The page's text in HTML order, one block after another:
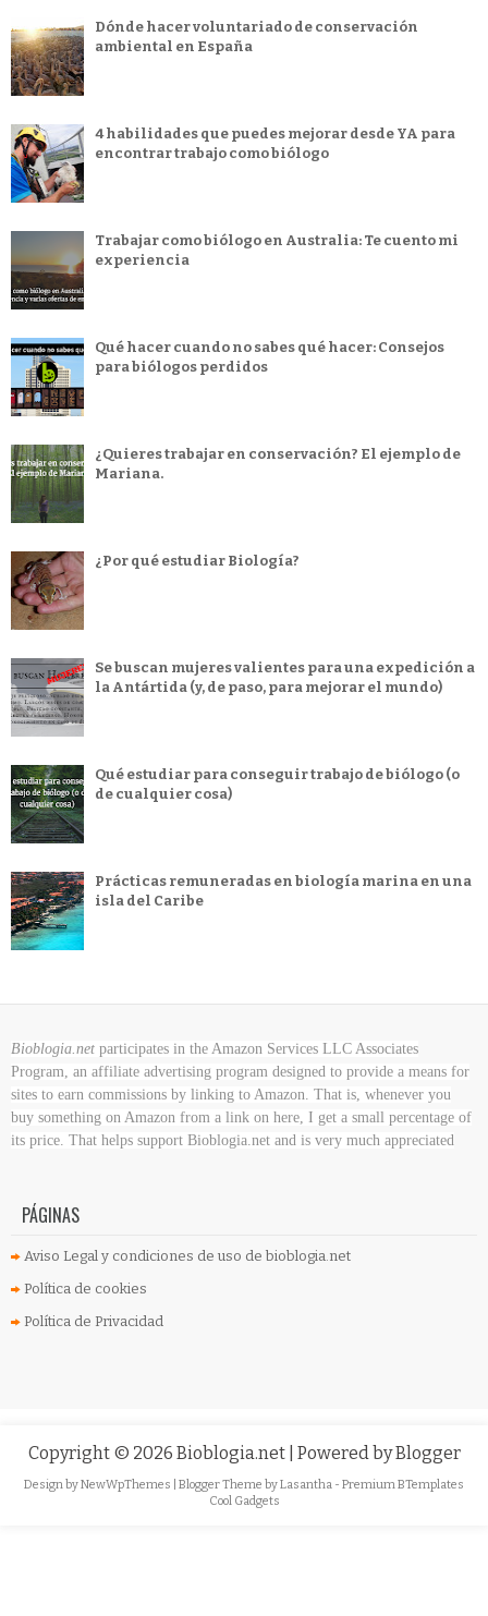
Dónde hacer voluntariado de conservación
ambiental en España
4 habilidades que puedes mejorar desde YA para
encontrar trabajo como biólogo
Trabajar como biólogo en Australia: Te cuento mi
experiencia
Qué hacer cuando no sabes qué hacer: Consejos
para biólogos perdidos
¿Quieres trabajar en conservación? El ejemplo de
Mariana.
¿Por qué estudiar Biología?
Se buscan mujeres valientes para una expedición a
la Antártida (y, de paso, para mejorar el mundo)
Qué estudiar para conseguir trabajo de biólogo (o
de cualquier cosa)
Prácticas remuneradas en biología marina en una
isla del Caribe
Bioblogia.net participates in the Amazon Services LLC Associates
Program, an affiliate advertising program designed to provide a means for
sites to earn commissions by linking to Amazon. That is, whenever you
buy something on Amazon from a link on here, I get a small percentage of
its price. That helps support Bioblogia.net and is very much appreciated
PÁGINAS
Aviso Legal y condiciones de uso de bioblogia.net
Política de cookies
Política de Privacidad
Copyright © 2026 Bioblogia.net | Powered byBlogger
Design byNewWpThemes | Blogger Theme byLasantha - Premium BTemplates
Cool Gadgets